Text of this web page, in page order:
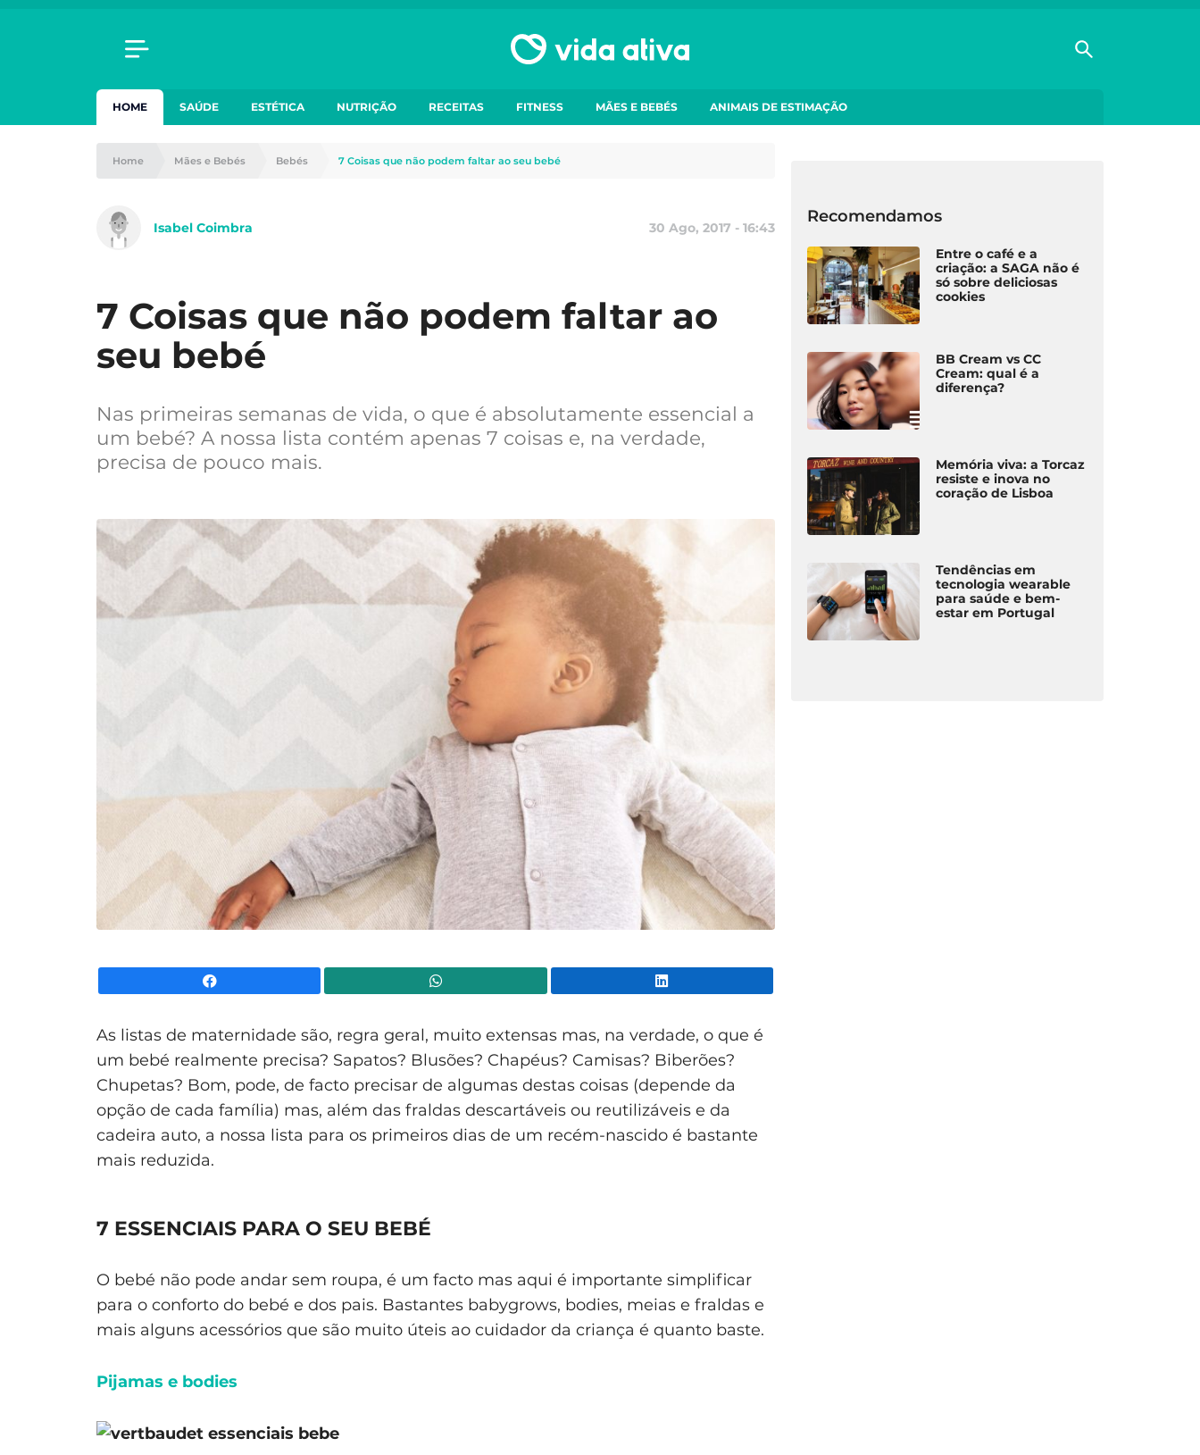
HOME SAÚDE ESTÉTICA NUTRIÇÃO RECEITAS FITNESS MÃES E BEBÉS ANIMAIS DE ESTIMAÇÃO
Home Mães e Bebés Bebés 7 Coisas que não podem faltar ao seu bebé
Isabel Coimbra 30 Ago, 2017 - 16:43
7 Coisas que não podem faltar ao
seu bebé
Nas primeiras semanas de vida, o que é absolutamente essencial a
um bebé? A nossa lista contém apenas 7 coisas e, na verdade,
precisa de pouco mais.
As listas de maternidade são, regra geral, muito extensas mas, na verdade, o que é
um bebé realmente precisa? Sapatos? Blusões? Chapéus? Camisas? Biberões?
Chupetas? Bom, pode, de facto precisar de algumas destas coisas (depende da
opção de cada família) mas, além das fraldas descartáveis ou reutilizáveis e da
cadeira auto, a nossa lista para os primeiros dias de um recém-nascido é bastante
mais reduzida.
7 ESSENCIAIS PARA O SEU BEBÉ
O bebé não pode andar sem roupa, é um facto mas aqui é importante simplificar
para o conforto do bebé e dos pais. Bastantes babygrows, bodies, meias e fraldas e
mais alguns acessórios que são muito úteis ao cuidador da criança é quanto baste.
Pijamas e bodies
Recomendamos
Entre o café e a
criação: a SAGA não é
só sobre deliciosas
cookies
BB Cream vs CC
Cream: qual é a
diferença?
Memória viva: a Torcaz
resiste e inova no
coração de Lisboa
Tendências em
tecnologia wearable
para saúde e bem-
estar em Portugal